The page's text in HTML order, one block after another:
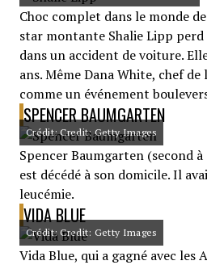
Choc complet dans le monde
star montante Shalie Lipp
dans un accident de voiture.
ans. Même Dana White, chef
comme un événement
SPENCER BAUMGARTEN
Crédit: Credit: Getty Images
Spencer Baumgarten (second
est décédé à son domicile. Il
leucémie.
VIDA BLUE
Crédit: Credit: Getty Images
Vida Blue, qui a gagné avec les